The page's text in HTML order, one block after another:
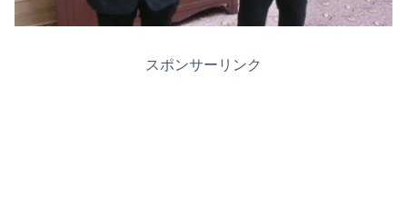
スポンサーリンク